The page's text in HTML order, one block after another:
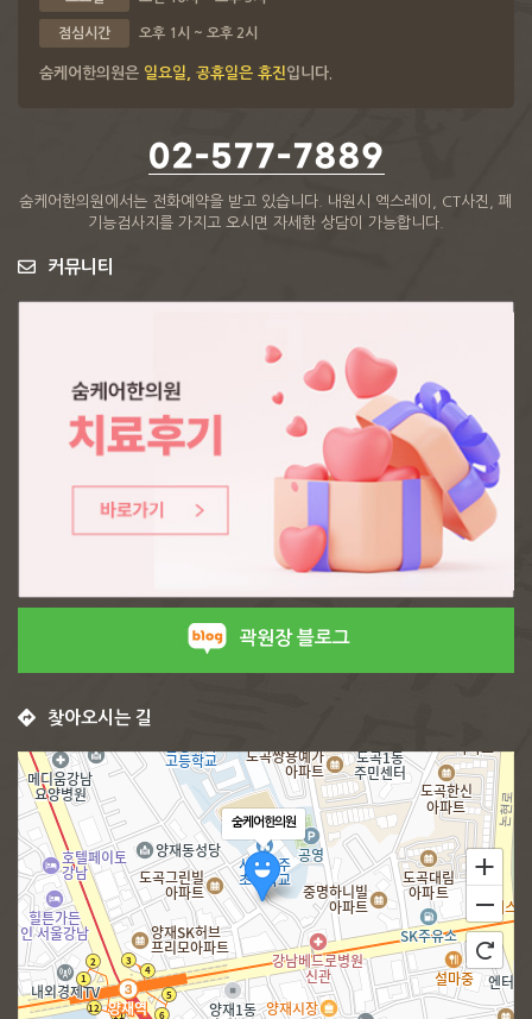
점심시간 오후 1시 ~ 오후 2시
숨케어한의원은 일요일, 공휴일은 휴진입니다.
02-577-7889
숨케어한의원에서는 전화예약을 받고 있습니다. 내원시 엑스레이, CT사진, 폐
기능검사지를 가지고 오시면 자세한 상담이 가능합니다.
커뮤니티
곽원장 블로그
찾아오시는 길
숨케어한의원